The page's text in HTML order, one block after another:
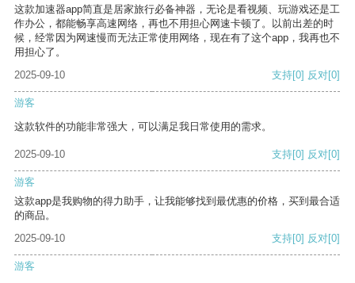
这款加速器app简直是居家旅行必备神器，无论是看视频、玩游戏还是工
作办公，都能畅享高速网络，再也不用担心网速卡顿了。以前出差的时
候，经常因为网速慢而无法正常使用网络，现在有了这个app，我再也不
用担心了。
2025-09-10
支持[0] 反对[0]
游客
这款软件的功能非常强大，可以满足我日常使用的需求。
2025-09-10 支持[0] 反对[0]
游客
这款app是我购物的得力助手，让我能够找到最优惠的价格，买到最合适
的商品。
2025-09-10
支持[0] 反对[0]
游客